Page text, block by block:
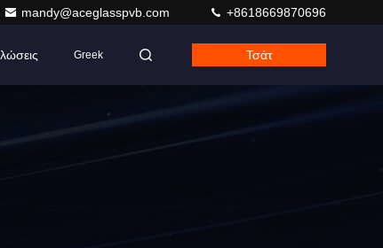
mandy@aceglasspvb.com +8618669870696
Greek Τσάτ